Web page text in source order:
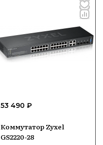
53 490 ₽
Коммутатор Zyxel
GS2220-28